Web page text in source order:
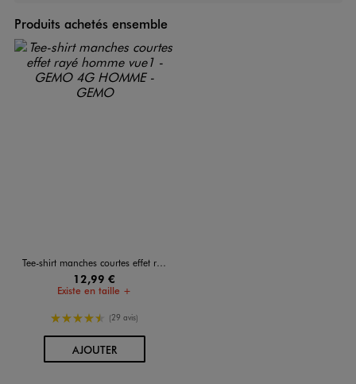
Produits achetés ensemble
Tee-shirt manches courtes effet rayé homme
12,99 €
Existe en taille +
4.5/5 de moyenne
(29 avis)
AJOUTERAU PANIER